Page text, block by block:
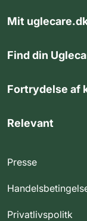
Mit
Find din
Fortrydelse af
Relevant
Presse
Privatlivspolitk